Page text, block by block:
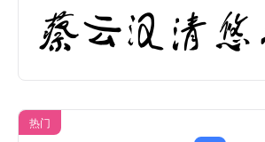
热门